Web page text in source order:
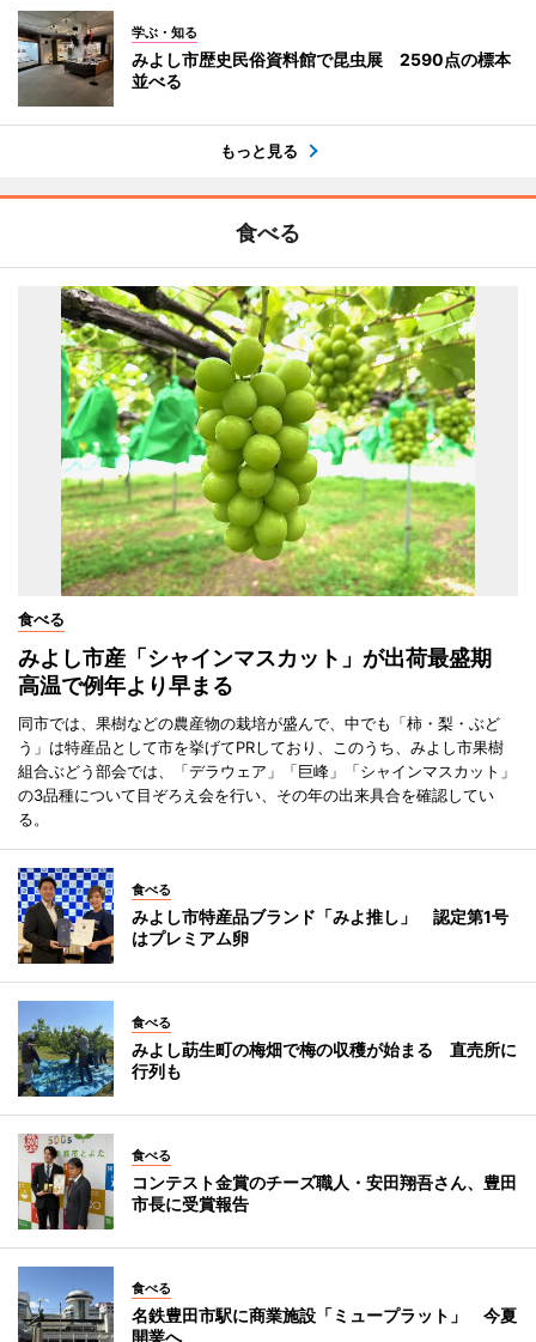
学ぶ・知る
みよし市歴史民俗資料館で昆虫展 2590点の標本
並べる
もっと見る
食べる
食べる
みよし市産「シャインマスカット」が出荷最盛期
高温で例年より早まる
同市では、果樹などの農産物の栽培が盛んで、中でも「柿・梨・ぶど
う」は特産品として市を挙げてPRしており、このうち、みよし市果樹
組合ぶどう部会では、「デラウェア」「巨峰」「シャインマスカット」
の3品種について目ぞろえ会を行い、その年の出来具合を確認してい
る。
食べる
みよし市特産品ブランド「みよ推し」 認定第1号
はプレミアム卵
食べる
みよし莇生町の梅畑で梅の収穫が始まる 直売所に
行列も
食べる
コンテスト金賞のチーズ職人・安田翔吾さん、豊田
市長に受賞報告
食べる
名鉄豊田市駅に商業施設「ミュープラット」 今夏
開業へ